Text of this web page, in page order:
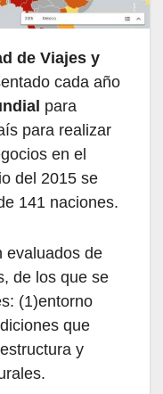
de Viajes y
cada año
para
para realizar
en el
del 2015 se
141 naciones.
evaluados de
de los que se
(1)entorno
que
y